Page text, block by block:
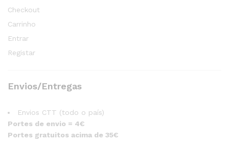
Checkout
Carrinho
Entrar
Registar
Envios/Entregas
Envios CTT (todo o país)
Portes de envio = 4€
Portes gratuitos acima de 35€